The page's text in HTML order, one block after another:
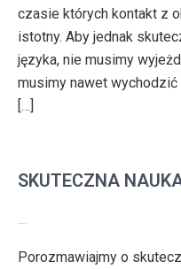
czasie których kontakt z
istotny. Aby jednak
języka, nie musimy
musimy nawet
[…]
SKUTECZNA
Porozmawiajmy o